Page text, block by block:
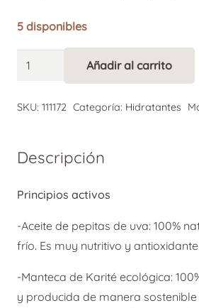
5 disponibles
Caudalie
Vinotherapist
ml
Añadir al carrito
SKU: 111172 Categoría: Hidratantes
Descripción
Principios activos
-Aceite de pepitas de uva: 100%
frío. Es muy nutritivo y antioxidante.
-Manteca de Karité ecológica:
y producida de manera sostenible